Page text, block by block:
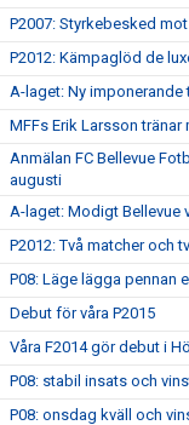
P2007: Styrkebesked
P2012: Kämpaglöd de
A-laget: Ny imponerande
MFFs Erik Larsson tränar
Anmälan FC Bellevue
augusti
A-laget: Modigt Bellevue
P2012: Två matcher och
P08: Läge lägga pennan
Debut för våra P2015
Våra F2014 gör debut i
P08: stabil insats och
P08: onsdag kväll och